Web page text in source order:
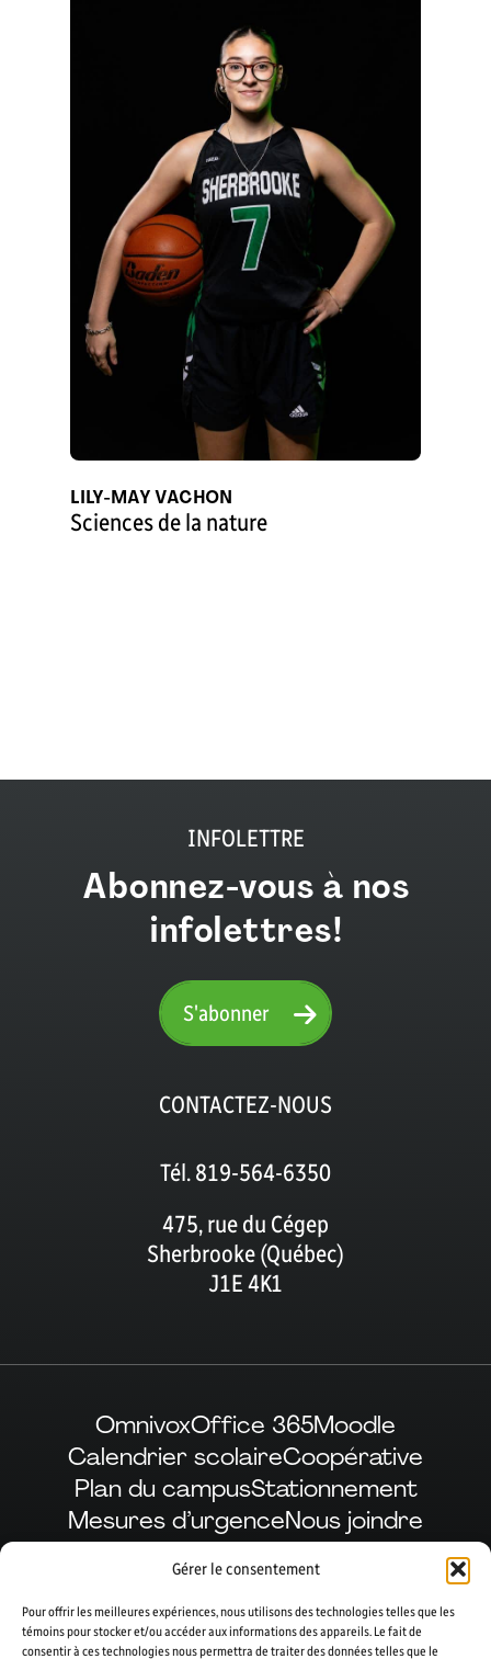
Gérer le consentement
Pour offrir les meilleures expériences, nous utilisons des technologies telles que les
témoins pour stocker et/ou accéder aux informations des appareils. Le fait de
consentir à ces technologies nous permettra de traiter des données telles que le
LILY-MAY VACHON
Sciences de la nature
INFOLETTRE
Abonnez-vous à nos
infolettres!
S'abonner
CONTACTEZ-NOUS
Tél. 819-564-6350
475, rue du Cégep
Sherbrooke (Québec)
J1E 4K1
OmnivoxOffice 365Moodle
Calendrier scolaireCoopérative
Plan du campusStationnement
Mesures d’urgenceNous joindre
FacebookLinkedInInstagramYouTube